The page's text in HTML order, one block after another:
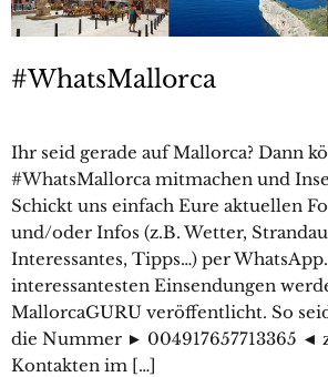
#WhatsMallorca
Ihr seid gerade auf Mallorca? Dann
#WhatsMallorca mitmachen und
Schickt uns einfach Eure aktuellen
und/oder Infos (z.B. Wetter,
Interessantes, Tipps…) per
interessantesten Einsendungen
MallorcaGURU veröffentlicht. So
die Nummer ► 004917657713365 ◄
Kontakten im […]